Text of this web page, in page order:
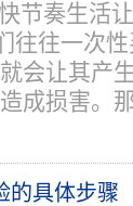
节奏生活
往往一次
会让其产
成损害。
的具体步骤